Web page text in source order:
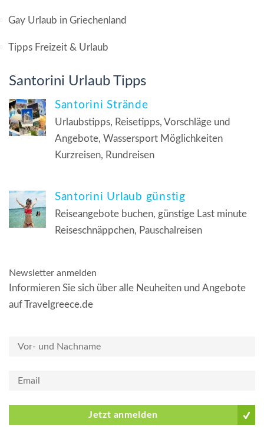
Gay Urlaub in Griechenland
Tipps Freizeit & Urlaub
Santorini Urlaub Tipps
Santorini Strände
Urlaubstipps, Reisetipps, Vorschläge und
Angebote, Wassersport Möglichkeiten
Kurzreisen, Rundreisen
Santorini Urlaub günstig
Reiseangebote buchen, günstige Last minute
Reiseschnäppchen, Pauschalreisen
Newsletter anmelden
Informieren Sie sich über alle Neuheiten und Angebote
auf Travelgreece.de
Jetzt anmelden